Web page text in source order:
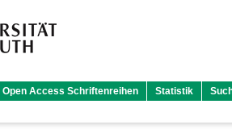
Open Access Schriftenreihen Statistik